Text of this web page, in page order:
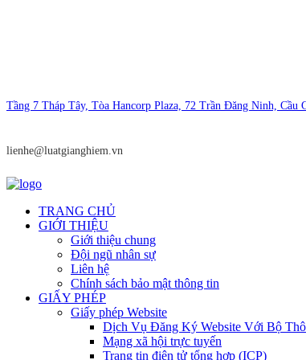
Tầng 7 Tháp Tây, Tòa Hancorp Plaza, 72 Trần Đăng Ninh, Cầu
lienhe@luatgianghiem.vn
TRANG CHỦ
GIỚI THIỆU
Giới thiệu chung
Đội ngũ nhân sự
Liên hệ
Chính sách bảo mật thông tin
GIẤY PHÉP
Giấy phép Website
Dịch Vụ Đăng Ký Website Với Bộ
Mạng xã hội trực tuyến
Trang tin điện tử tổng hợp (ICP)